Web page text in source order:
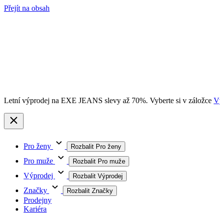
Přejít na obsah
Letní výprodej na EXE JEANS slevy až 70%. Vyberte si v záložce
Pro ženy Rozbalit Pro ženy
Pro muže Rozbalit Pro muže
Výprodej Rozbalit Výprodej
Značky Rozbalit Značky
Prodejny
Kariéra